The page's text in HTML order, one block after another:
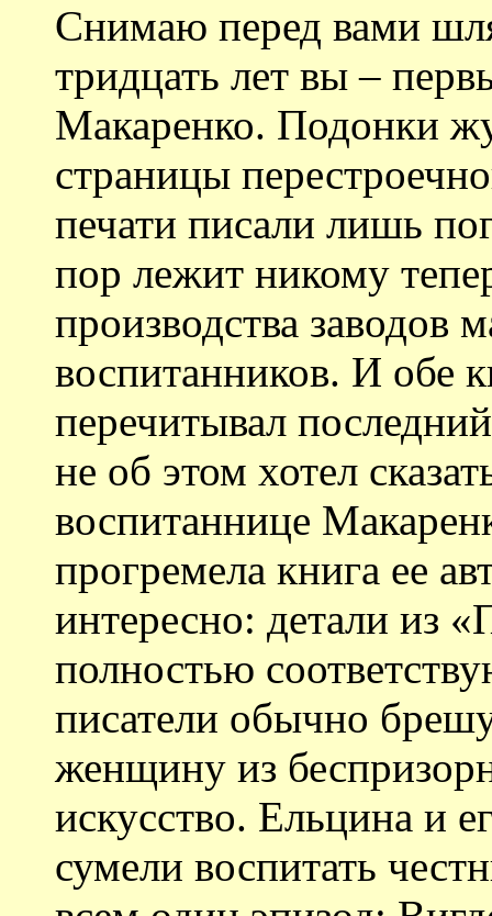
Снимаю перед вами
тридцать лет вы –
Макаренко. Подонки
страницы
печати писали лишь
пор лежит никому
производства заводов
воспитанников. И обе
перечитывал
не об этом хотел
воспитаннице
прогремела книга ее
интересно: детали из
полностью
писатели обычно
женщину из
искусство. Ельцина и
сумели воспитать